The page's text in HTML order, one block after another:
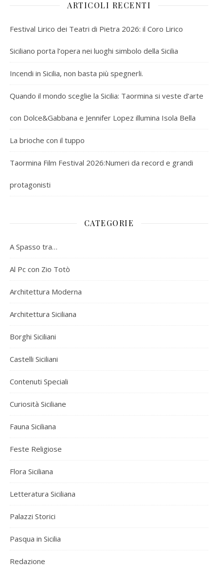
ARTICOLI RECENTI
Festival Lirico dei Teatri di Pietra 2026: il Coro Lirico
Siciliano porta l’opera nei luoghi simbolo della Sicilia
Incendi in Sicilia, non basta più spegnerli.
Quando il mondo sceglie la Sicilia: Taormina si veste d’arte
con Dolce&Gabbana e Jennifer Lopez illumina Isola Bella
La brioche con il tuppo
Taormina Film Festival 2026:Numeri da record e grandi
protagonisti
CATEGORIE
A Spasso tra…
Al Pc con Zio Totò
Architettura Moderna
Architettura Siciliana
Borghi Siciliani
Castelli Siciliani
Contenuti Speciali
Curiosità Siciliane
Fauna Siciliana
Feste Religiose
Flora Siciliana
Letteratura Siciliana
Palazzi Storici
Pasqua in Sicilia
Redazione